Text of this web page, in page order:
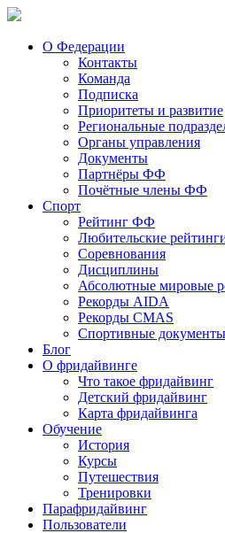
О Федерации
Контакты
Команда
Подписка
Приоритеты и развитие
Региональные
Органы управления
Документы
Партнёры ФФ
Почётные члены ФФ
Спорт
Рейтинг ФФ
Любительские
Соревнования
Дисциплины
Абсолютные мировые
Рекорды AIDA
Рекорды CMAS
Спортивные документы
Блог
О фридайвинге
Что такое фридайвинг
Детский фридайвинг
Карта фридайвинга
Обучение
История
Курсы
Путешествия
Тренировки
Парафридайвинг
Пользователи